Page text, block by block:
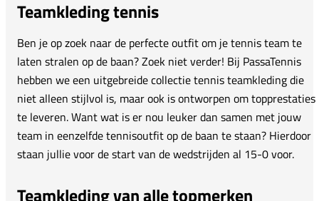
Teamkleding tennis
Ben je op zoek naar de perfecte outfit om je tennis team te
laten stralen op de baan? Zoek niet verder! Bij PassaTennis
hebben we een uitgebreide collectie tennis teamkleding die
niet alleen stijlvol is, maar ook is ontworpen om topprestaties
te leveren. Want wat is er nou leuker dan samen met jouw
team in eenzelfde tennisoutfit op de baan te staan? Hierdoor
staan jullie voor de start van de wedstrijden al 15-0 voor.
Teamkleding van alle topmerken